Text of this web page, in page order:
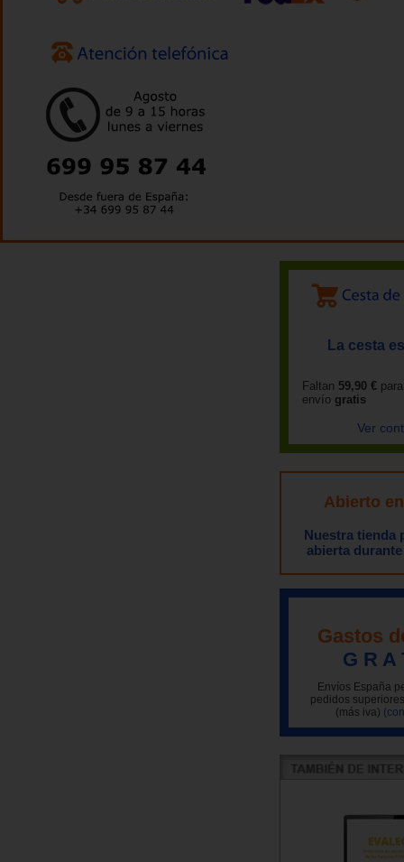
La cesta
Faltan 59,90 €
envío gratis
Ver
Abierto
Nuestra tienda
abierta
Gastos
G R A
Envíos España
pedidos
(más iva)